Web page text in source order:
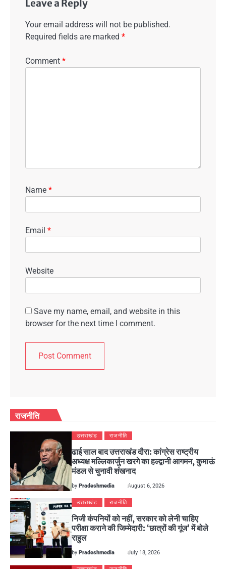
Leave a Reply
Your email address will not be published.
Required fields are marked *
Comment *
Name *
Email *
Website
Save my name, email, and website in this
browser for the next time I comment.
राजनीति
उत्तराखंड राजनीति
ढाई साल बाद उत्तराखंड दौरा: कांग्रेस राष्ट्रीय
अध्यक्ष मल्लिकार्जुन खरगे का हल्द्वानी आगमन, कुमाऊं
मंडल से चुनावी शंखनाद
byPradeshmedia August 6, 2026
उत्तराखंड राजनीति
निजी कंपनियों को नहीं, सरकार को लेनी चाहिए
परीक्षा कराने की जिम्मेदारी: ‘छात्रों की गूंज’ में बोले
राहुल
byPradeshmedia July 18, 2026